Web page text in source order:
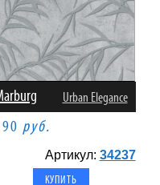
Urban Elegance
руб.
Артикул: 34237